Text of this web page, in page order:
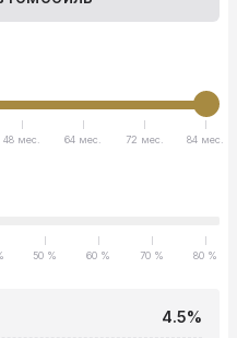
48 мес. 64 мес. 72 мес. 84 мес.
50 % 60 % 70 % 80 %
4.5%